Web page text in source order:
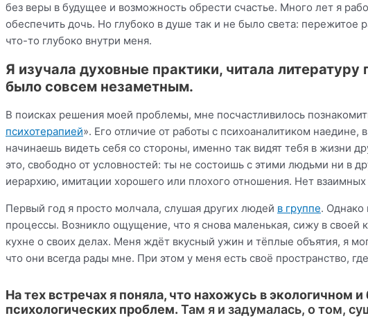
без веры в будущее и возможность обрести счастье. Много лет я
обеспечить дочь. Но глубоко в душе так и не было света:
что-то глубоко внутри меня.
Я изучала духовные практики, читала
было совсем незаметным.
В поисках решения моей проблемы, мне посчастливилось
психотерапией». Его отличие от работы с психоаналитиком
начинаешь видеть себя со стороны, именно так видят тебя в жизни
это, свободно от условностей: ты не состоишь с этими людьми ни в
иерархию, имитации хорошего или плохого отношения. Нет
Первый год я просто молчала, слушая других людей в группе. Однако
процессы. Возникло ощущение, что я снова маленькая, сижу в
кухне о своих делах. Меня ждёт вкусный ужин и тёплые объятия, я
что они всегда рады мне. При этом у меня есть своё пространство,
На тех встречах я поняла, что нахожусь в
психологических проблем. Там я и задумалась, о том,